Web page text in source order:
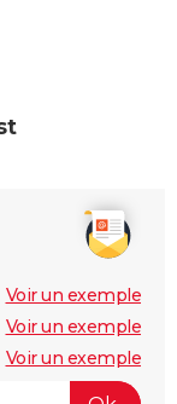
Voir un exemple
Voir un exemple
Voir un exemple